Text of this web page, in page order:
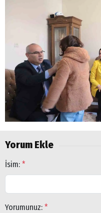
Yorum Ekle
İsim: *
Yorumunuz: *